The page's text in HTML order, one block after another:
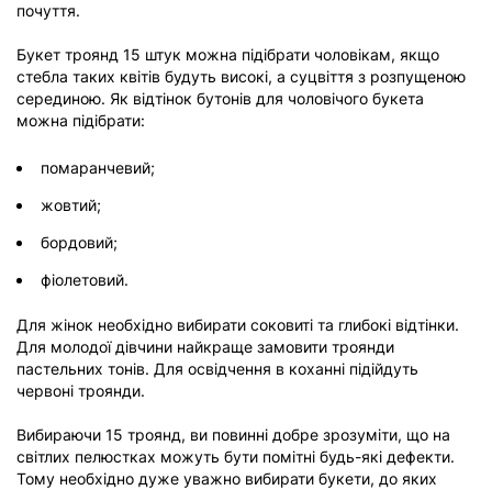
почуття.
Букет троянд 15 штук можна підібрати чоловікам, якщо
стебла таких квітів будуть високі, а суцвіття з розпущеною
серединою. Як відтінок бутонів для чоловічого букета
можна підібрати:
помаранчевий;
жовтий;
бордовий;
фіолетовий.
Для жінок необхідно вибирати соковиті та глибокі відтінки.
Для молодої дівчини найкраще замовити троянди
пастельних тонів. Для освідчення в коханні підійдуть
червоні троянди.
Вибираючи 15 троянд, ви повинні добре зрозуміти, що на
світлих пелюстках можуть бути помітні будь-які дефекти.
Тому необхідно дуже уважно вибирати букети, до яких